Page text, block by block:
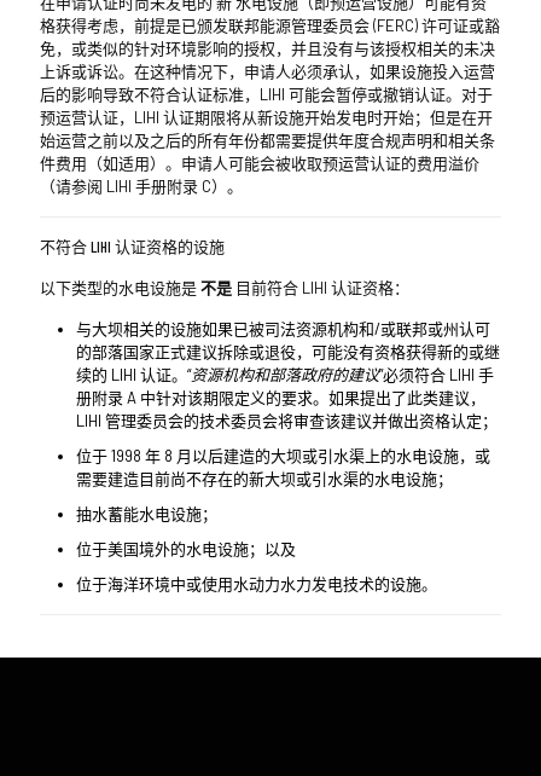
格获得考虑，前提是已颁发联邦能源管理委员会 (FERC) 许可证或豁
免，或类似的针对环境影响的授权，并且没有与该授权相关的未决
上诉或诉讼。在这种情况下，申请人必须承认，如果设施投入运营
后的影响导致不符合认证标准，LIHI 可能会暂停或撤销认证。对于
预运营认证，LIHI 认证期限将从新设施开始发电时开始；但是在开
始运营之前以及之后的所有年份都需要提供年度合规声明和相关条
件费用（如适用）。申请人可能会被收取预运营认证的费用溢价
（请参阅 LIHI 手册附录 C）。
不符合 LIHI 认证资格的设施
以下类型的水电设施是不是 目前符合 LIHI 认证资格：
与大坝相关的设施如果已被司法资源机构和/或联邦或州认可
的部落国家正式建议拆除或退役，可能没有资格获得新的或继
续的 LIHI 认证。“资源机构和部落政府的建议”必须符合 LIHI 手
册附录 A 中针对该期限定义的要求。如果提出了此类建议，
LIHI 管理委员会的技术委员会将审查该建议并做出资格认定；
位于 1998 年 8 月以后建造的大坝或引水渠上的水电设施，或
需要建造目前尚不存在的新大坝或引水渠的水电设施；
抽水蓄能水电设施；
位于美国境外的水电设施；以及
位于海洋环境中或使用水动力水力发电技术的设施。